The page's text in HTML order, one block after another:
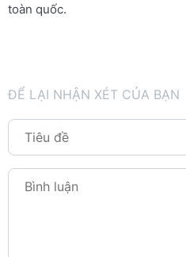
toàn quốc.
ĐỂ LẠI NHẬN XÉT CỦA BẠN